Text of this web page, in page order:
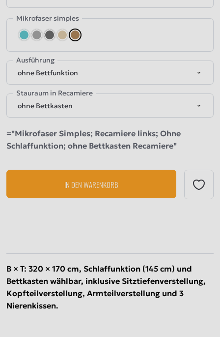
Mikrofaser simples
aquamarine
GrauDunkelgrau
Beige
Ausführung
Stauraum in Recamiere
="Mikrofaser Simples; Recamiere links; Ohne
Schlaffunktion; ohne Bettkasten Recamiere"
IN DEN WARENKORB
B × T: 320 × 170 cm, Schlaffunktion (145 cm) und
Bettkasten wählbar, inklusive Sitztiefenverstellung,
Kopfteilverstellung, Armteilverstellung und 3
Nierenkissen.